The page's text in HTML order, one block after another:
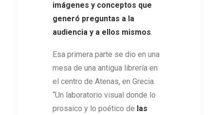
imágenes y conceptos que
generó preguntas a la
audiencia y a ellos mismos.
Esa primera parte se dio en una
mesa de una antigua librería en
el centro de Atenas, en Grecia.
“Un laboratorio visual donde lo
prosaico y lo poético de las